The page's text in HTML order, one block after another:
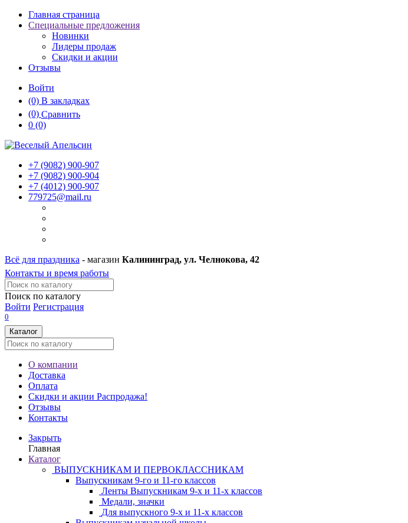
Главная страница
Специальные предложения
Новинки
Лидеры продаж
Скидки и акции
Отзывы
Войти
(0) В закладках
(0) Сравнить
0 (0)
+7 (9082) 900-907
+7 (9082) 900-904
+7 (4012) 900-907
779725@mail.ru
Всё для праздника - магазин Калининград, ул. Челнокова, 42
Контакты и время работы
Поиск по каталогу
Войти Регистрация
0
Каталог
О компании
Доставка
Оплата
Скидки и акции Распродажа!
Отзывы
Контакты
Закрыть
Главная
Каталог
ВЫПУСКНИКАМ И ПЕРВОКЛАССНИКАМ
Выпускникам 9-го и 11-го классов
Ленты Выпускникам 9-х и 11-х классов
Медали, значки
Для выпускного 9-х и 11-х классов